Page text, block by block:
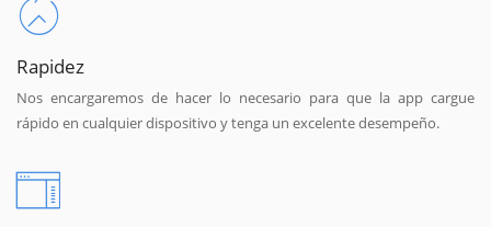
Rapidez
Nos encargaremos de hacer lo necesario para que la app cargue
rápido en cualquier dispositivo y tenga un excelente desempeño.